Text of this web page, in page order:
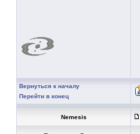
Вернуться к началу
Перейти в конец
Nemesis